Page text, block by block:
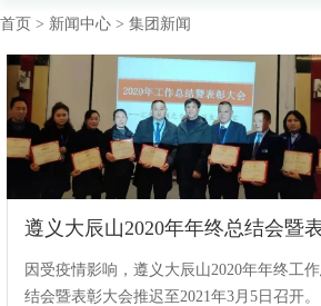
集团简介
管理团队
附属企业
发展历程
公司荣誉
公司公
财务信
公司
投资者
月报
首页 > 新闻中心 > 集团新闻
因受疫情影响，遵义大辰山2020年年终工
结会暨表彰大会推迟至2021年3月5日召开。